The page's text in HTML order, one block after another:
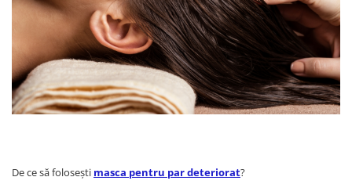
De ce să folosești masca pentru par deteriorat?